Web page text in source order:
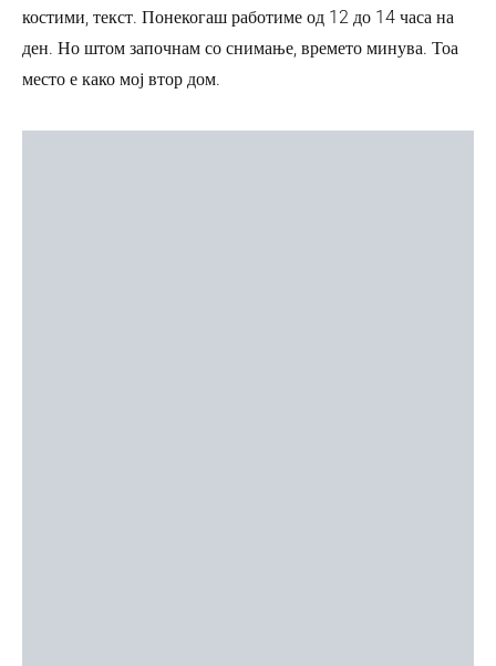
костими, текст. Понекогаш работиме од 12 до 14 часа на
ден. Но штом започнам со снимање, времето минува. Тоа
место е како мој втор дом.